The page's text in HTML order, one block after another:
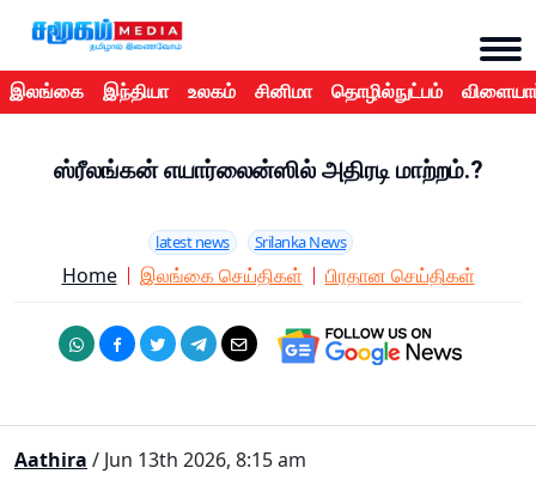
இலங்கை இந்தியா உலகம் சினிமா தொழில்நுட்பம்
ஸ்ரீலங்கன் எயார்லைன்ஸில் அதிரடி மாற்றம்.?
latest news Srilanka News
Home இலங்கை செய்திகள் பிரதான செய்திகள்
Aathira / Jun 13th 2026, 8:15 am